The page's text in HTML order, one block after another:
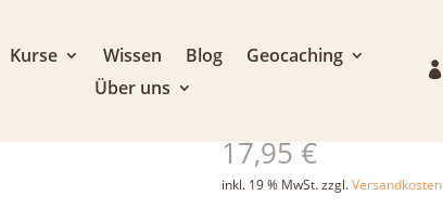
Kurse Wissen Blog
Geocaching
Über uns

17,95€
inkl. 19 % MwSt.zzgl.Versandkosten